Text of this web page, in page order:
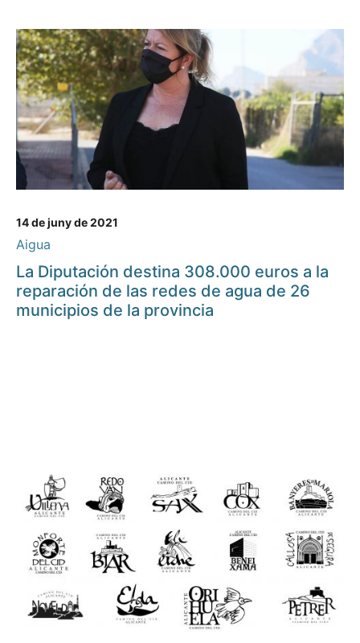
14 de juny de 2021
Aigua
La Diputación destina 308.000 euros a la
reparación de las redes de agua de 26
municipios de la provincia